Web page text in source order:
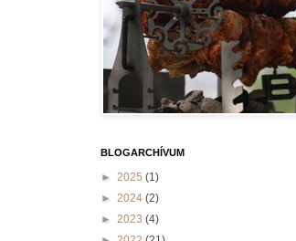
BLOGARCHÍVUM
► 2025 (1)
► 2024 (2)
► 2023 (4)